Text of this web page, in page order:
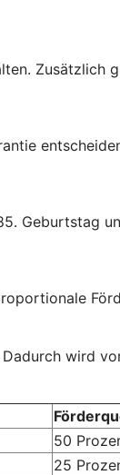
Zusätzlich
Geburtstag
wird
50
25